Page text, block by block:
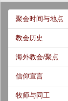
聚会时间与地点
教会历史
海外教会/聚点
信仰宣言
牧师与同工